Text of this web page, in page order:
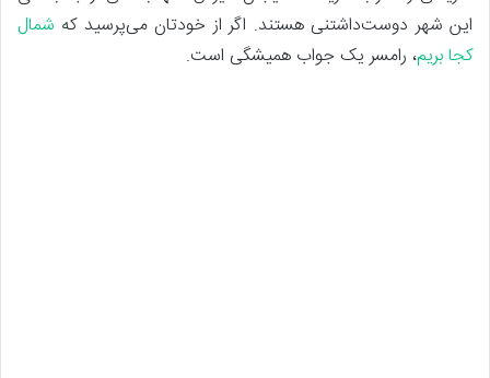
این شهر دوست‌داشتنی هستند. اگر از خودتان می‌پرسید که شمال
کجا بریم، رامسر یک جواب همیشگی است.